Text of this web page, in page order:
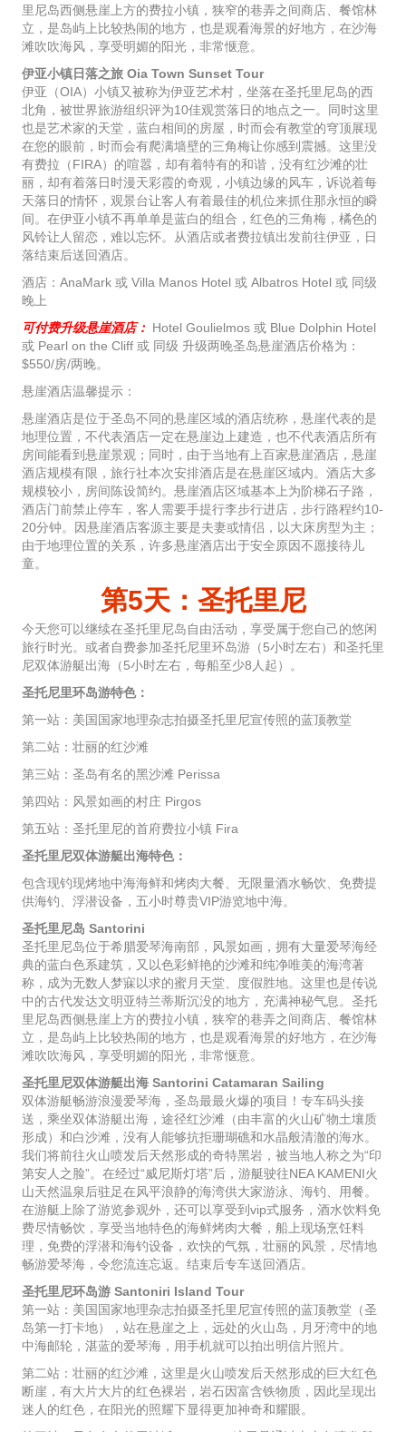
里尼岛西侧悬崖上方的费拉小镇，狭窄的巷弄之间商店、餐馆林
立，是岛屿上比较热闹的地方，也是观看海景的好地方，在沙海
滩吹吹海风，享受明媚的阳光，非常惬意。
伊亚小镇日落之旅 Oia Town Sunset Tour
伊亚（OIA）小镇又被称为伊亚艺术村，坐落在圣托里尼岛的西
北角，被世界旅游组织评为10佳观赏落日的地点之一。同时这里
也是艺术家的天堂，蓝白相间的房屋，时而会有教堂的穹顶展现
在您的眼前，时而会有爬满墙壁的三角梅让你感到震撼。这里没
有费拉（FIRA）的喧嚣，却有着特有的和谐，没有红沙滩的壮
丽，却有着落日时漫天彩霞的奇观，小镇边缘的风车，诉说着每
天落日的情怀，观景台让客人有着最佳的机位来抓住那永恒的瞬
间。在伊亚小镇不再单单是蓝白的组合，红色的三角梅，橘色的
风铃让人留恋，难以忘怀。从酒店或者费拉镇出发前往伊亚，日
落结束后送回酒店。
酒店：AnaMark 或 Villa Manos Hotel 或 Albatros Hotel 或 同级
晚上
可付费升级悬崖酒店： Hotel Goulielmos 或 Blue Dolphin Hotel
或 Pearl on the Cliff 或 同级 升级两晚圣岛悬崖酒店价格为：
$550/房/两晚。
悬崖酒店温馨提示：
悬崖酒店是位于圣岛不同的悬崖区域的酒店统称，悬崖代表的是
地理位置，不代表酒店一定在悬崖边上建造，也不代表酒店所有
房间能看到悬崖景观；同时，由于当地有上百家悬崖酒店，悬崖
酒店规模有限，旅行社本次安排酒店是在悬崖区域内。酒店大多
规模较小，房间陈设简约。悬崖酒店区域基本上为阶梯石子路，
酒店门前禁止停车，客人需要手提行李步行进店，步行路程约10-
20分钟。因悬崖酒店客源主要是夫妻或情侣，以大床房型为主；
由于地理位置的关系，许多悬崖酒店出于安全原因不愿接待儿
童。
第5天：圣托里尼
今天您可以继续在圣托里尼岛自由活动，享受属于您自己的悠闲
旅行时光。或者自费参加圣托尼里环岛游（5小时左右）和圣托里
尼双体游艇出海（5小时左右，每船至少8人起）。
圣托尼里环岛游特色：
第一站：美国国家地理杂志拍摄圣托里尼宣传照的蓝顶教堂
第二站：壮丽的红沙滩
第三站：圣岛有名的黑沙滩 Perissa
第四站：风景如画的村庄 Pirgos
第五站：圣托里尼的首府费拉小镇 Fira
圣托里尼双体游艇出海特色：
包含现钓现烤地中海海鲜和烤肉大餐、无限量酒水畅饮、免费提
供海钓、浮潜设备，五小时尊贵VIP游览地中海。
圣托里尼岛 Santorini
圣托里尼岛位于希腊爱琴海南部，风景如画，拥有大量爱琴海经
典的蓝白色系建筑，又以色彩鲜艳的沙滩和纯净唯美的海湾著
称，成为无数人梦寐以求的蜜月天堂、度假胜地。这里也是传说
中的古代发达文明亚特兰蒂斯沉没的地方，充满神秘气息。圣托
里尼岛西侧悬崖上方的费拉小镇，狭窄的巷弄之间商店、餐馆林
立，是岛屿上比较热闹的地方，也是观看海景的好地方，在沙海
滩吹吹海风，享受明媚的阳光，非常惬意。
圣托里尼双体游艇出海 Santorini Catamaran Sailing
双体游艇畅游浪漫爱琴海，圣岛最最火爆的项目！专车码头接
送，乘坐双体游艇出海，途径红沙滩（由丰富的火山矿物土壤质
形成）和白沙滩，没有人能够抗拒珊瑚礁和水晶般清澈的海水。
我们将前往火山喷发后天然形成的奇特黑岩，被当地人称之为“印
第安人之脸”。在经过“威尼斯灯塔”后，游艇驶往NEA KAMENI火
山天然温泉后驻足在风平浪静的海湾供大家游泳、海钓、用餐。
在游艇上除了游览参观外，还可以享受到vip式服务，酒水饮料免
费尽情畅饮，享受当地特色的海鲜烤肉大餐，船上现场烹饪料
理，免费的浮潜和海钓设备，欢快的气氛，壮丽的风景，尽情地
畅游爱琴海，令您流连忘返。结束后专车送回酒店。
圣托里尼环岛游 Santoniri Island Tour
第一站：美国国家地理杂志拍摄圣托里尼宣传照的蓝顶教堂（圣
岛第一打卡地），站在悬崖之上，远处的火山岛，月牙湾中的地
中海邮轮，湛蓝的爱琴海，用手机就可以拍出明信片照片。
第二站：壮丽的红沙滩，这里是火山喷发后天然形成的巨大红色
断崖，有大片大片的红色裸岩，岩石因富含铁物质，因此呈现出
迷人的红色，在阳光的照耀下显得更加神奇和耀眼。